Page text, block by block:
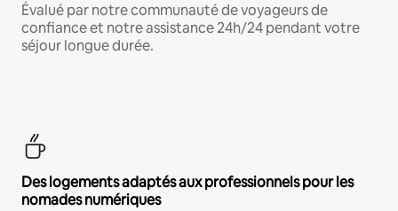
Évalué par notre communauté de voyageurs de
confiance et notre assistance 24h/24 pendant votre
séjour longue durée.
Des logements adaptés aux professionnels pour les
nomades numériques